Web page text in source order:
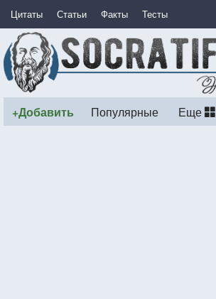
Цитаты Статьи Факты Тесты
+Добавить Популярные Еще